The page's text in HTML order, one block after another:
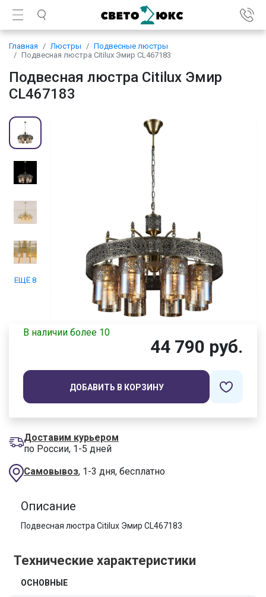
Главная Люстры
Подвесные люстры
Подвесная люстра Citilux Эмир CL467183
Подвесная люстра Citilux Эмир
CL467183
ЕЩЁ 8
В наличии более 10
44 790 руб.
ДОБАВИТЬ В КОРЗИНУ
Доставим курьером
по России, 1-5 дней
Самовывоз, 1-3 дня, бесплатно
Описание
Подвесная люстра Citilux Эмир CL467183
Технические характеристики
ОСНОВНЫЕ